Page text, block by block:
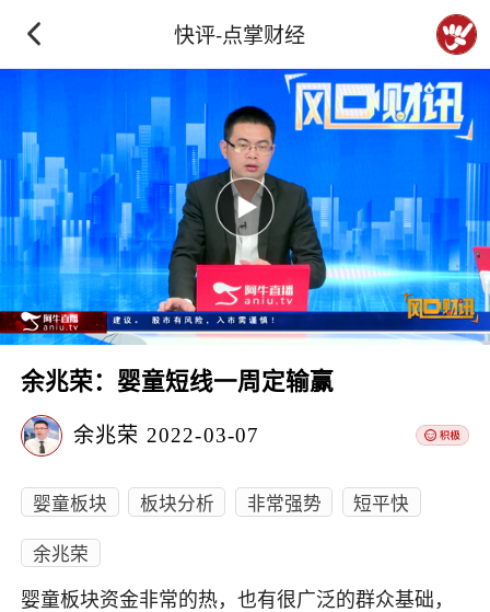
快评-点掌财经
余兆荣：婴童短线一周定输赢
余兆荣 2022-03-07
婴童板块 板块分析 非常强势
短平快
余兆荣
婴童板块资金非常的热，也有很广泛的群众基础，